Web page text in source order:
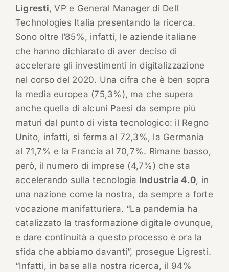
Ligresti, VP e General Manager di Dell
Technologies Italia presentando la ricerca.
Sono oltre l’85%, infatti, le aziende italiane
che hanno dichiarato di aver deciso di
accelerare gli investimenti in digitalizzazione
nel corso del 2020. Una cifra che è ben sopra
la media europea (75,3%), ma che supera
anche quella di alcuni Paesi da sempre più
maturi dal punto di vista tecnologico: il Regno
Unito, infatti, si ferma al 72,3%, la Germania
al 71,7% e la Francia al 70,7%. Rimane basso,
però, il numero di imprese (4,7%) che sta
accelerando sulla tecnologia Industria 4.0, in
una nazione come la nostra, da sempre a forte
vocazione manifatturiera. “La pandemia ha
catalizzato la trasformazione digitale ovunque,
e dare continuità a questo processo è ora la
sfida che abbiamo davanti”, prosegue Ligresti.
“Infatti, in base alla nostra ricerca, il 94%